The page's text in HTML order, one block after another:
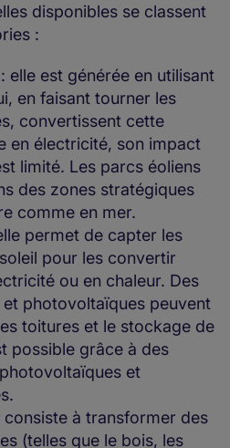
disponibles se classent
:
: elle est générée en utilisant
en faisant tourner les
convertissent cette
en électricité, son impact
limité. Les parcs éoliens
des zones stratégiques
comme en mer.
permet de capter les
pour les convertir
ou en chaleur. Des
photovoltaïques peuvent
toitures et le stockage de
possible grâce à des
et
consiste à transformer des
(telles que le bois, les